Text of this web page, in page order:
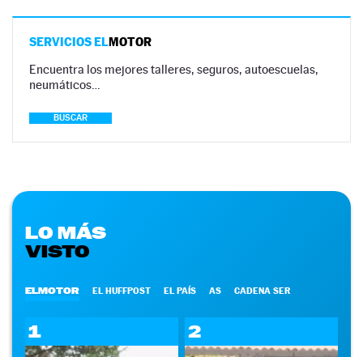
SERVICIOS ELMOTOR
Encuentra los mejores talleres, seguros, autoescuelas,
neumáticos…
BUSCAR
LO MÁS
VISTO
ELMOTOR EL HUFFPOST EL PAÍS AS CADENA SER
1 2